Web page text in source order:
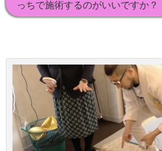
っちで施術するのがいいですか？